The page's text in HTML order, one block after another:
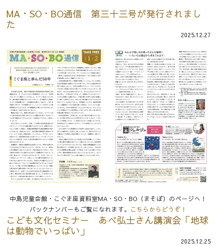
MA・SO・BO通信 第三十三号が発行されまし
た
2025.12.27
中島児童会館・こぐま座資料室MA・SO・BO（まそぼ）のページへ！
バックナンバーもご覧になれます。 こちらからどうぞ！
こども文化セミナー あべ弘士さん講演会「地球
は動物でいっぱい」
2025.12.25